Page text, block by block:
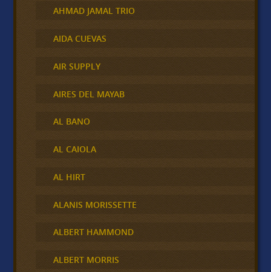
AHMAD JAMAL TRIO
AIDA CUEVAS
AIR SUPPLY
AIRES DEL MAYAB
AL BANO
AL CAIOLA
AL HIRT
ALANIS MORISSETTE
ALBERT HAMMOND
ALBERT MORRIS